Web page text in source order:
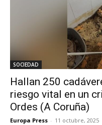
SOCIEDAD
Hallan 250
riesgo vital en un
Ordes (A Coruña)
Europa Press - 11 octubre, 2025